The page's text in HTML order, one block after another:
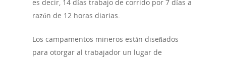
es decir, 14 días trabajo de corrido por 7 días a
razón de 12 horas diarias.
Los campamentos mineros están diseñados
para otorgar al trabajador un lugar de